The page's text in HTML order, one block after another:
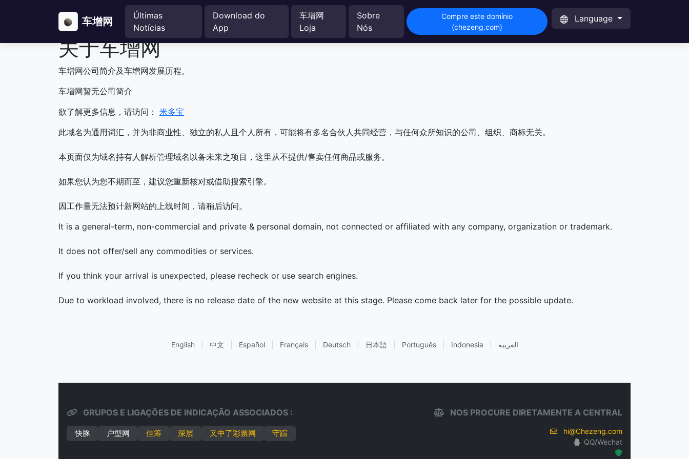
车增网
Últimas
Notícias
Download do
App
车增网
Loja
Sobre
Nós
Compre este domínio
(chezeng.com)
Language
关于车增网
车增网公司简介及车增网发展历程。
车增网暂无公司简介
欲了解更多信息，请访问： 米多宝
此域名为通用词汇，并为非商业性、独立的私人且个人所有，可能将有多名合伙人共同经营，与任何众所知识的公司、组织、商标无关。
本页面仅为域名持有人解析管理域名以备未来之项目，这里从不提供/售卖任何商品或服务。
如果您认为您不期而至，建议您重新核对或借助搜索引擎。
因工作量无法预计新网站的上线时间，请稍后访问。
It is a general-term, non-commercial and private & personal domain, not connected or affiliated with any company, organization or trademark.
It does not offer/sell any commodities or services.
If you think your arrival is unexpected, please recheck or use search engines.
Due to workload involved, there is no release date of the new website at this stage. Please come back later for the possible update.
English 中文 Español Français Deutsch 日本語 Português Indonesia العربية
GRUPOS E LIGAÇÕES DE INDICAÇÃO ASSOCIADOS :
快豚 户型网 佳筹 深层 又中了彩票网 守踪
NOS PROCURE DIRETAMENTE A CENTRAL
hi@Chezeng.com
QQ/Wechat